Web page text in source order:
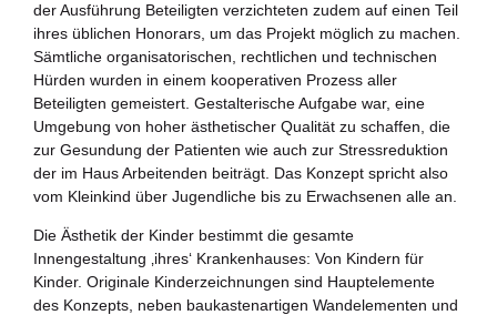
der Ausführung Beteiligten verzichteten zudem auf einen Teil
ihres üblichen Honorars, um das Projekt möglich zu machen.
Sämtliche organisatorischen, rechtlichen und technischen
Hürden wurden in einem kooperativen Prozess aller
Beteiligten gemeistert. Gestalterische Aufgabe war, eine
Umgebung von hoher ästhetischer Qualität zu schaffen, die
zur Gesundung der Patienten wie auch zur Stressreduktion
der im Haus Arbeitenden beiträgt. Das Konzept spricht also
vom Kleinkind über Jugendliche bis zu Erwachsenen alle an.
Die Ästhetik der Kinder bestimmt die gesamte
Innengestaltung ‚ihres‘ Krankenhauses: Von Kindern für
Kinder. Originale Kinderzeichnungen sind Hauptelemente
des Konzepts, neben baukastenartigen Wandelementen und